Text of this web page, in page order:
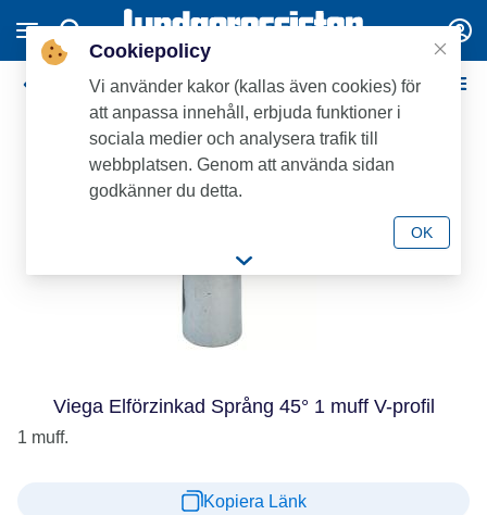
Viega Elförzinkade Pressdelar
Viega Elförzinkad Språng 45° 1 muff V-profil
1 muff.
Kopiera Länk
Cookiepolicy
Vi använder kakor (kallas även cookies) för
att anpassa innehåll, erbjuda funktioner i
sociala medier och analysera trafik till
webbplatsen. Genom att använda sidan
godkänner du detta.
OK